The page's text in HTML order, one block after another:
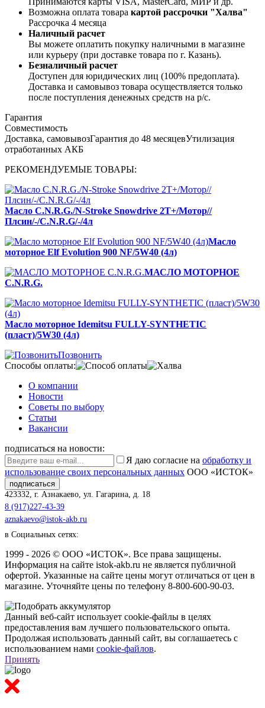
Возможна оплата товара картой рассрочки "Халва"
Рассрочка 4 месяца
Наличный расчет
Вы можете оплатить покупку наличными в магазине
или курьеру (при доставке товара по г. Казань).
Безналичный расчет
Доступен для юридических лиц (100% предоплата).
Доставка и самовывоз товара осуществляется только
после поступления денежных средств на р/c.
Гарантия
Совместимость
Доставка, самовывозГарантия до 48 месяцевУтилизация
отработанных АКБ
РЕКОМЕНДУЕМЫЕ ТОВАРЫ:
Масло C.N.R.G./N-Stroke Snowdrive 2T+/Мотор//
Плсин/-/C.N.R.G/-/4л
Масло
моторное Elf Evolution 900 NF/5W40 (4л)
МАСЛО МОТОРНОЕ
C.N.R.G.
Масло моторное Idemitsu FULLY-SYNTHETIC
(пласт)/5W30 (4л)
Позвонить
Способы оплаты:
О компании
Новости
Советы по выбору
Статьи
Вакансии
подписаться на новости:
Я даю согласие на обработку и
использование своих персональных данных ООО «ИСТОК»
подписаться
423332 г. Азнакаево ул. Гагарина, д. 18
8 (917)227-43-39
aznakaevo@istok-akb.ru
в Социальных сетях:
1999 - 2026 © ООО «ИСТОК». Все права защищены.
Информация на сайте istok-akb.ru не является публичной
офертой. Указанные на сайте цены могут отличаться от цен в
магазине. Уточняйте цены по телефону 8-800-600-90-03.
Данный веб-сайт использует cookie-файлы в целях
предоставления вам лучшего пользовательского опыта.
Продолжая использовать данный сайт, вы соглашаетесь с
использованием нами cookie-файлов.
Принять